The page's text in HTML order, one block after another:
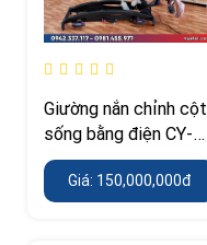
Giường nắn chỉnh cột
sống bằng điện CY-
C113E – nghiêng
52°/32°
Giá: 150,000,000đ